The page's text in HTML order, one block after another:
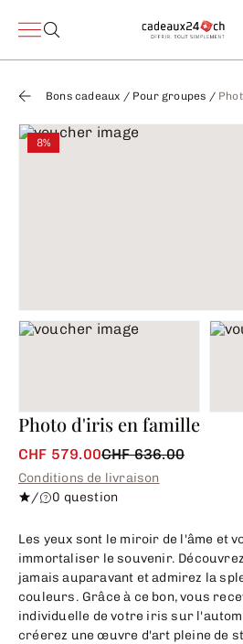
Bons cadeaux / Pour groupes /
8%
Photo d'iris en famille
CHF 579.00CHF 636.00
Conditions de livraison
/
0 question
Les yeux sont le miroir de l'âme et
immortaliser le souvenir.
jamais auparavant et admirez la
couleurs. Grâce à ce bon, vous
individuelle de votre iris sur
créerez une œuvre d'art pleine de